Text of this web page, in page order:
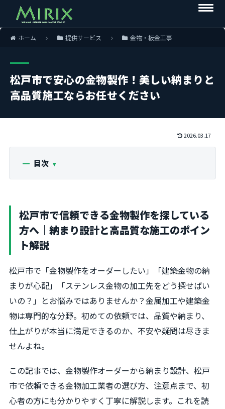
ホーム 提供サービス 金物・板金工事
松戸市で安心の金物製作！美しい納まりと
高品質施工ならお任せください
2026.03.17
目次
松戸市で信頼できる金物製作を探している
方へ｜納まり設計と高品質な施工のポイン
ト解説
松戸市で「金物製作をオーダーしたい」「建築金物の納
まりが心配」「ステンレス金物の加工先をどう探せばい
いの？」とお悩みではありませんか？金属加工や建築金
物は専門的な分野。初めての依頼では、品質や納まり、
仕上がりが本当に満足できるのか、不安や疑問は尽きま
せんよね。
この記事では、金物製作オーダーから納まり設計、松戸
市で依頼できる金物加工業者の選び方、注意点まで、初
心者の方にも分かりやすく丁寧に解説します。これを読